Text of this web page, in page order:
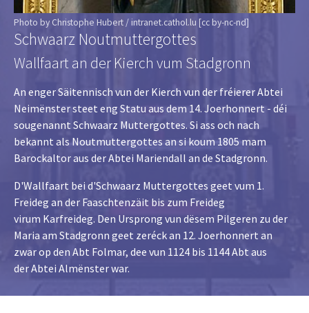
Photo by Christophe Hubert / intranet.cathol.lu [cc by-nc-nd]
Schwaarz Noutmuttergottes
Wallfaart an der Kierch vum Stadgronn
An enger Säitennisch vun der Kierch vun der fréierer Abtei
Neimënster steet eng Statu aus dem 14. Joerhonnert - déi
sougenannt Schwaarz Muttergottes. Si ass och nach
bekannt als Noutmuttergottes an si koum 1805 mam
Barockaltor aus der Abtei Mariendall an de Stadgronn.
D'Wallfaart bei d'Schwaarz Muttergottes geet vum 1.
Freideg an der Faaschtenzäit bis zum Freideg
virum Karfreideg. Den Ursprong vun dësem Pilgeren zu der
Maria am Stadgronn geet zeréck an 12. Joerhonnert an
zwar op den Abt Folmar, dee vun 1124 bis 1144 Abt aus
der Abtei Almënster war.